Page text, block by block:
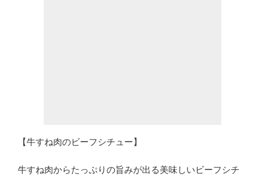
【牛すね肉のビーフシチュー】
牛すね肉からたっぷりの旨みが出る美味しいビーフシチ